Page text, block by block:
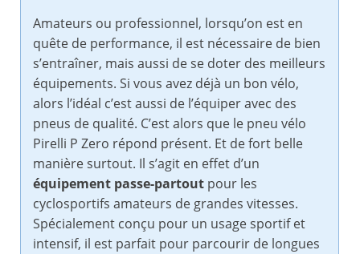
Amateurs ou professionnel, lorsqu’on est en
quête de performance, il est nécessaire de bien
s’entraîner, mais aussi de se doter des meilleurs
équipements. Si vous avez déjà un bon vélo,
alors l’idéal c’est aussi de l’équiper avec des
pneus de qualité. C’est alors que le pneu vélo
Pirelli P Zero répond présent. Et de fort belle
manière surtout. Il s’agit en effet d’un
équipement passe-partout pour les
cyclosportifs amateurs de grandes vitesses.
Spécialement conçu pour un usage sportif et
intensif, il est parfait pour parcourir de longues